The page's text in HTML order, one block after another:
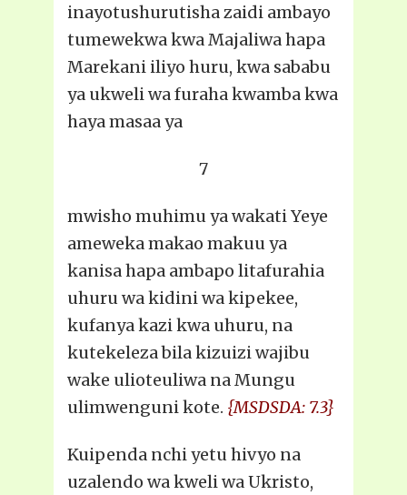
inayotushurutisha zaidi ambayo
tumewekwa kwa Majaliwa hapa
Marekani iliyo huru, kwa sababu
ya ukweli wa furaha kwamba kwa
haya masaa ya
7
mwisho muhimu ya wakati Yeye
ameweka makao makuu ya
kanisa hapa ambapo litafurahia
uhuru wa kidini wa kipekee,
kufanya kazi kwa uhuru, na
kutekeleza bila kizuizi wajibu
wake ulioteuliwa na Mungu
ulimwenguni kote. {MSDSDA: 7.3}
Kuipenda nchi yetu hivyo na
uzalendo wa kweli wa Ukristo,